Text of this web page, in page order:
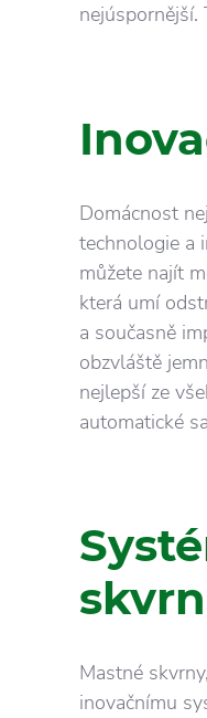
nejúspornější.
Domácnost
technologie a
můžete najít
která umí
a současně
obzvláště
nejlepší ze
automatické
Mastné
inovačnímu